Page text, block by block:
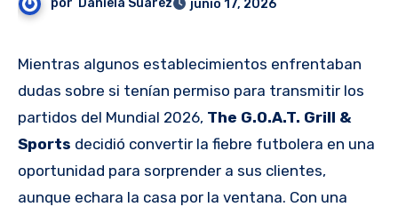
por Daniela Suarez junio 17, 2026
Mientras algunos establecimientos enfrentaban
dudas sobre si tenían permiso para transmitir los
partidos del Mundial 2026, The G.O.A.T. Grill &
Sports decidió convertir la fiebre futbolera en una
oportunidad para sorprender a sus clientes,
aunque echara la casa por la ventana. Con una